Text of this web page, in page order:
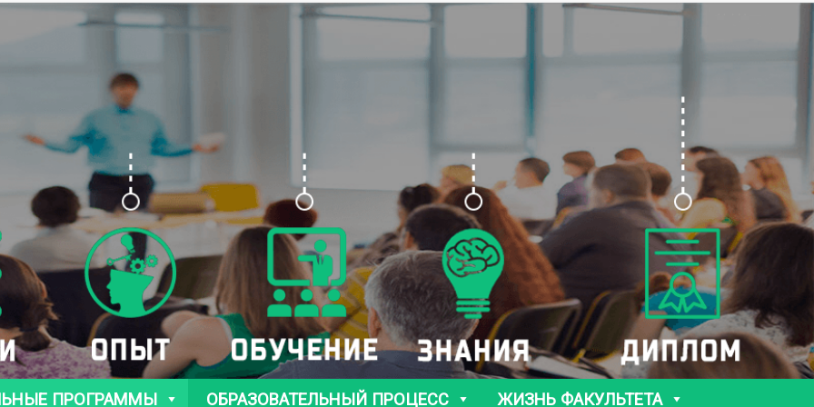
ПРОГРАММЫ ОБРАЗОВАТЕЛЬНЫЙ ПРОЦЕСС ЖИЗНЬ ФАКУЛЬТЕТА